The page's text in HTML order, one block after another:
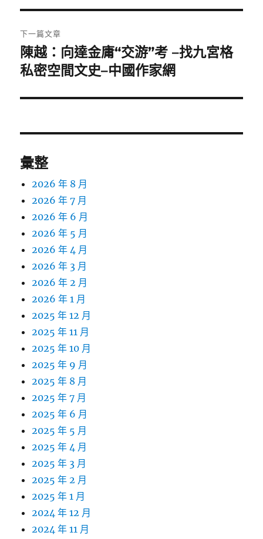
章:
下一篇文章
下
一
文
陳越：向達金庸“交游”考 –找九宮格
私密空間文史–中國作家網
彙整
2026 年 8 月
2026 年 7 月
2026 年 6 月
2026 年 5 月
2026 年 4 月
2026 年 3 月
2026 年 2 月
2026 年 1 月
2025 年 12 月
2025 年 11 月
2025 年 10 月
2025 年 9 月
2025 年 8 月
2025 年 7 月
2025 年 6 月
2025 年 5 月
2025 年 4 月
2025 年 3 月
2025 年 2 月
2025 年 1 月
2024 年 12 月
2024 年 11 月